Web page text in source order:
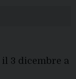
3 dicembre a